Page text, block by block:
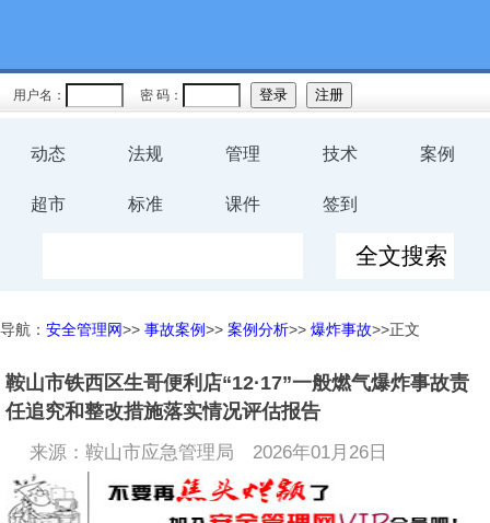
用户名： 密 码：
动态 法规 管理 技术 案例
超市 标准 课件 签到
导航： 安全管理网>> 事故案例>> 案例分析>> 爆炸事故>>正文
鞍山市铁西区生哥便利店“12·17”一般燃气爆炸事故责
任追究和整改措施落实情况评估报告
来源：鞍山市应急管理局 2026年01月26日